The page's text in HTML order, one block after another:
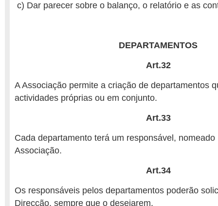
c) Dar parecer sobre o balanço, o relatório e as
DEPARTAMENTOS
Art.32
A Associação permite a criação de departamentos
actividades próprias ou em conjunto.
Art.33
Cada departamento terá um responsável,
Associação.
Art.34
Os responsáveis pelos departamentos poderão
Direcção, sempre que o desejarem.